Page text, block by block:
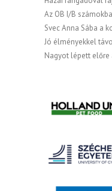
Az OB I/B
Svec Anna Sába a
Jó élményekkel
Nagyot lépett előre